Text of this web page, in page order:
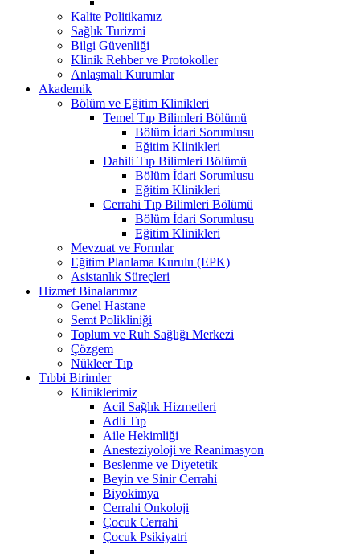
Kalite Politikamız
Sağlık Turizmi
Bilgi Güvenliği
Klinik Rehber ve Protokoller
Anlaşmalı Kurumlar
Akademik
Bölüm ve Eğitim Klinikleri
Temel Tıp Bilimleri Bölümü
Bölüm İdari Sorumlusu
Eğitim Klinikleri
Dahili Tıp Bilimleri Bölümü
Bölüm İdari Sorumlusu
Eğitim Klinikleri
Cerrahi Tıp Bilimleri Bölümü
Bölüm İdari Sorumlusu
Eğitim Klinikleri
Mevzuat ve Formlar
Eğitim Planlama Kurulu (EPK)
Asistanlık Süreçleri
Hizmet Binalarımız
Genel Hastane
Semt Polikliniği
Toplum ve Ruh Sağlığı Merkezi
Çözgem
Nükleer Tıp
Tıbbi Birimler
Kliniklerimiz
Acil Sağlık Hizmetleri
Adli Tıp
Aile Hekimliği
Anesteziyoloji ve Reanimasyon
Beslenme ve Diyetetik
Beyin ve Sinir Cerrahi
Biyokimya
Cerrahi Onkoloji
Çocuk Cerrahi
Çocuk Psikiyatri